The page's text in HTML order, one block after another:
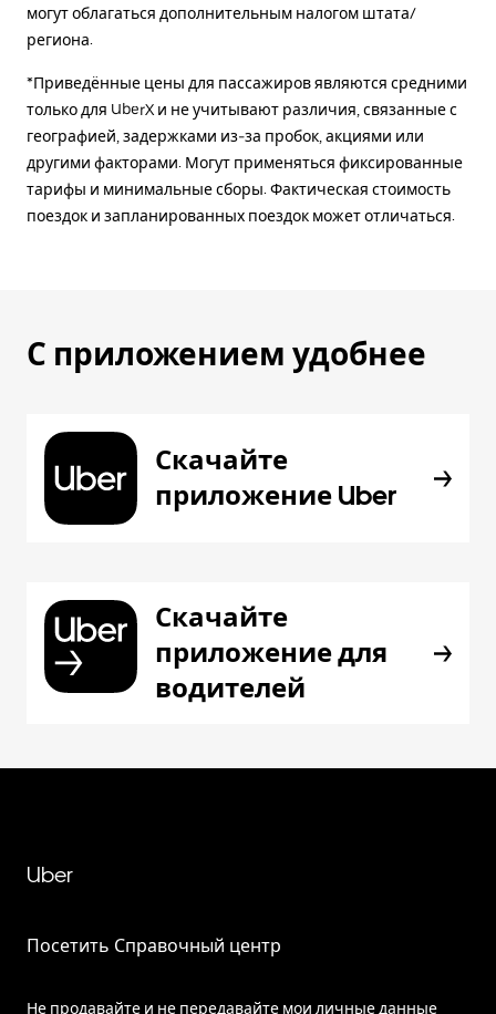
могут облагаться дополнительным налогом штата/
региона.
*Приведённые цены для пассажиров являются средними
только для UberX и не учитывают различия, связанные с
географией, задержками из-за пробок, акциями или
другими факторами. Могут применяться фиксированные
тарифы и минимальные сборы. Фактическая стоимость
поездок и запланированных поездок может отличаться.
С приложением удобнее
Скачайте
приложение Uber
Скачайте
приложение для
водителей
Uber
Посетить Справочный центр
Не продавайте и не передавайте мои личные данные